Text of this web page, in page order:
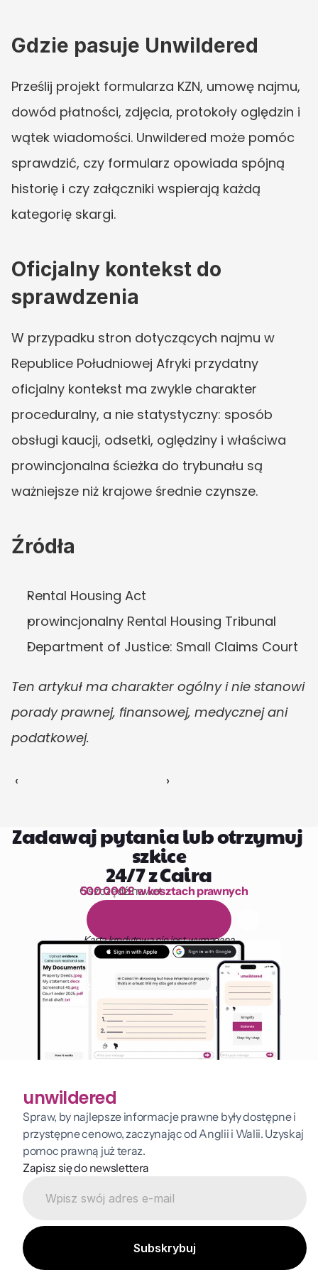
Gdzie pasuje Unwildered
Prześlij projekt formularza KZN, umowę najmu,
dowód płatności, zdjęcia, protokoły oględzin i
wątek wiadomości. Unwildered może pomóc
sprawdzić, czy formularz opowiada spójną
historię i czy załączniki wspierają każdą
kategorię skargi.
Oficjalny kontekst do
sprawdzenia
W przypadku stron dotyczących najmu w
Republice Południowej Afryki przydatny
oficjalny kontekst ma zwykle charakter
proceduralny, a nie statystyczny: sposób
obsługi kaucji, odsetki, oględziny i właściwa
prowincjonalna ścieżka do trybunału są
ważniejsze niż krajowe średnie czynsze.
Źródła
Rental Housing Act
prowincjonalny Rental Housing Tribunal
Department of Justice: Small Claims Court
Ten artykuł ma charakter ogólny i nie stanowi
porady prawnej, finansowej, medycznej ani
podatkowej.
‹ ›
Zadawaj pytania lub otrzymuj
szkice
24/7 z Caira
1 000 godzin czytania
Oszczędź nawet
500 000 £ w kosztach prawnych
o ny
Karta kredytowa nie jest wymagana
unwildered
Spraw, by najlepsze informacje prawne były dostępne i
przystępne cenowo, zaczynając od Anglii i Walii. Uzyskaj
pomoc prawną już teraz.
Zapisz się do newslettera